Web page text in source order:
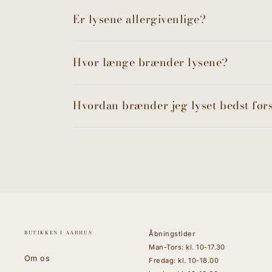
Er lysene allergivenlige?
Hvor længe brænder lysene?
Hvordan brænder jeg lyset bedst
BUTIKKEN I AARHUS
Om os
Åbningstider
Man-Tors: kl. 10-17.30
Fredag: kl. 10-18.00